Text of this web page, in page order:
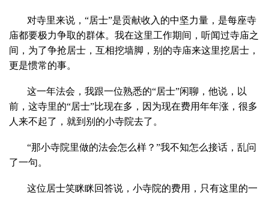
对寺里来说，“居士”是贡献收入的中坚力量，是每座寺
庙都要极力争取的群体。我在这里工作期间，听闻过寺庙之
间，为了争抢居士，互相挖墙脚，别的寺庙来这里挖居士，
更是惯常的事。
这一年法会，我跟一位熟悉的“居士”闲聊，他说，以
前，这寺里的“居士”比现在多，因为现在费用年年涨，很多
人来不起了，就到别的小寺院去了。
“那小寺院里做的法会怎么样？”我不知怎么接话，乱问
了一句。
这位居士笑眯眯回答说，小寺院的费用，只有这里的一